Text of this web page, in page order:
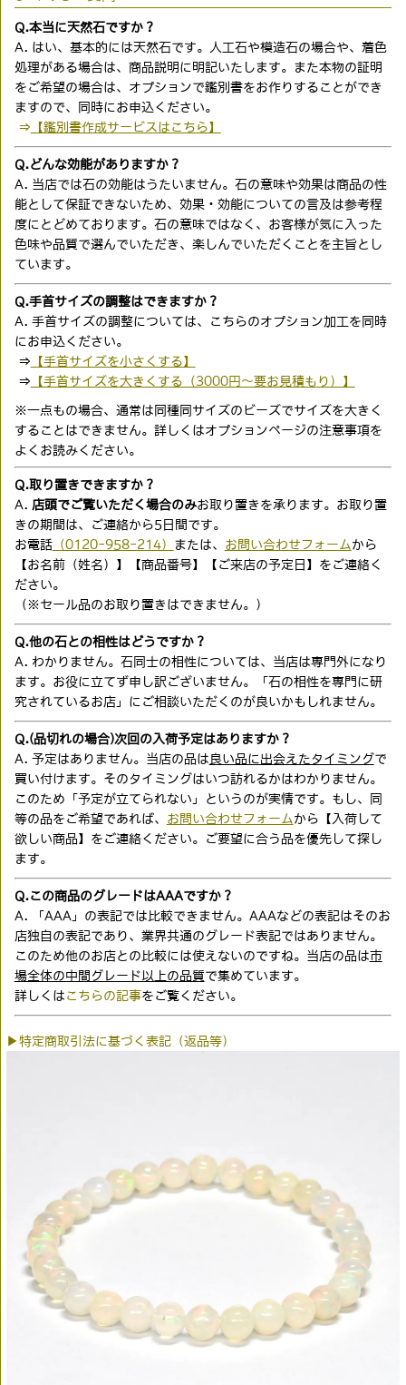
Q.本当に天然石ですか？
A. はい、基本的には天然石です。人工石や模造石の場合や、着色
処理がある場合は、商品説明に明記いたします。また本物の証明
をご希望の場合は、オプションで鑑別書をお作りすることができ
ますので、同時にお申込ください。
⇒ 【鑑別書作成サービスはこちら】
Q.どんな効能がありますか？
A. 当店では石の効能はうたいません。石の意味や効果は商品の性
能として保証できないため、効果・効能についての言及は参考程
度にとどめております。石の意味ではなく、お客様が気に入った
色味や品質で選んでいただき、楽しんでいただくことを主旨とし
ています。
Q.手首サイズの調整はできますか？
A. 手首サイズの調整については、こちらのオプション加工を同時
にお申込ください。
⇒ 【手首サイズを小さくする】
⇒ 【手首サイズを大きくする（3000円〜要お見積もり）】
※一点もの場合、通常は同種同サイズのビーズでサイズを大きく
することはできません。詳しくはオプションページの注意事項を
よくお読みください。
Q.取り置きできますか？
A. 店頭でご覧いただく場合のみお取り置きを承ります。お取り置
きの期間は、ご連絡から5日間です。
お電話（0120-958-214） または、 お問い合わせフォーム から
【お名前（姓名）】【商品番号】【ご来店の予定日】をご連絡く
ださい。
（※セール品のお取り置きはできません。）
Q.他の石との相性はどうですか？
A. わかりません。石同士の相性については、当店は専門外になり
ます。お役に立てず申し訳ございません。「石の相性を専門に研
究されているお店」にご相談いただくのが良いかもしれません。
Q.(品切れの場合)次回の入荷予定はありますか？
A. 予定はありません。当店の品は 良い品に出会えたタイミングで
買い付けます。そのタイミングはいつ訪れるかはわかりません。
このため「予定が立てられない」というのが実情です。もし、同
等の品をご希望であれば、 お問い合わせフォーム から【入荷して
欲しい商品】をご連絡ください。ご要望に合う品を優先して探し
ます。
Q.この商品のグレードはAAAですか？
A. 「AAA」の表記では比較できません。AAAなどの表記はそのお
店独自の表記であり、業界共通のグレード表記ではありません。
このため他のお店との比較には使えないのですね。当店の品は市
場全体の中間グレード以上の品質で集めています。
詳しくは こちらの記事をご覧ください。
▶特定商取引法に基づく表記（返品等）